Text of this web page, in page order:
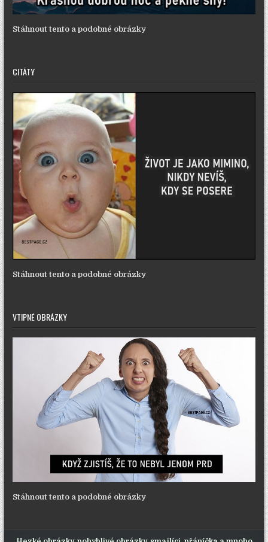
Stáhnout tento a podobné obrázky
CITÁTY
Stáhnout tento a podobné obrázky
VTIPNÉ OBRÁZKY
Stáhnout tento a podobné obrázky